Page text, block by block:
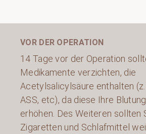
VOR DER OPERATION
14 Tage vor der Operation
Medikamente verzichten, die
Acetylsalicylsäure enthalten (z.
ASS, etc), da diese Ihre
erhöhen. Des Weiteren sollten
Zigaretten und Schlafmittel